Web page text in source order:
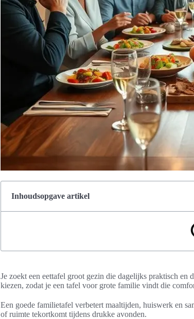
Inhoudsopgave artikel
Je zoekt een eettafel groot gezin die dagelijks praktisch
kiezen, zodat je een tafel voor grote familie vindt die
Een goede familietafel verbetert maaltijden, huiswerk en
of ruimte tekortkomt tijdens drukke avonden.